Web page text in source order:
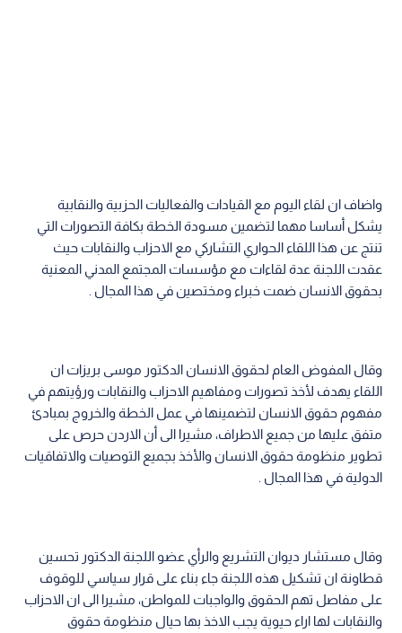
واضاف ان لقاء اليوم مع القيادات والفعاليات الحزبية والنقابية
يشكل أساسا مهما لتضمين مسودة الخطة بكافة التصورات التي
تنتج عن هذا اللقاء الحواري التشاركي مع الاحزاب والنقابات حيث
عقدت اللجنة عدة لقاءات مع مؤسسات المجتمع المدني المعنية
بحقوق الانسان ضمت خبراء ومختصين في هذا المجال .
وقال المفوض العام لحقوق الانسان الدكتور موسى بريزات ان
اللقاء يهدف لأخذ تصورات ومفاهيم الاحزاب والنقابات ورؤيتهم في
مفهوم حقوق الانسان لتضمينها في عمل الخطة والخروج بمبادئ
متفق عليها من جميع الاطراف، مشيرا الى أن الاردن حرص على
تطوير منظومة حقوق الانسان والأخذ بجميع التوصيات والاتفاقيات
الدولية في هذا المجال .
وقال مستشار ديوان التشريع والرأي عضو اللجنة الدكتور تحسين
قطاونة ان تشكيل هذه اللجنة جاء بناء على قرار سياسي للوقوف
على مفاصل تهم الحقوق والواجبات للمواطن، مشيرا الى ان الاحزاب
والنقابات لها اراء حيوية يجب الاخذ بها حيال منظومة حقوق